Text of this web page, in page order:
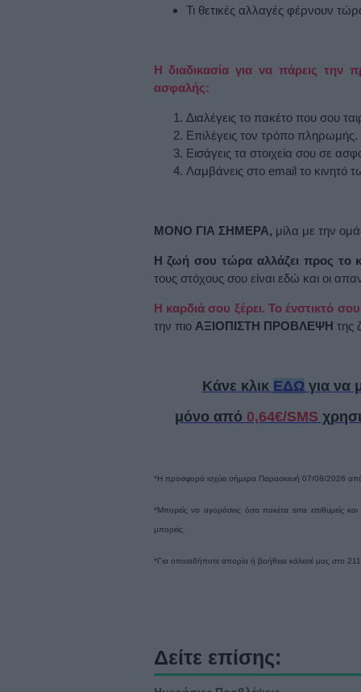
Τι θετικές αλλαγές φέρνουν
Η διαδικασία για να πάρεις
ασφαλής:
Διαλέγεις το πακέτο που σου
Επιλέγεις τον τρόπο πληρωμής.
Εισάγεις τα στοιχεία σου σε
Λαμβάνεις στο email το κινητό
ΜΟΝΟ ΓΙΑ ΣΗΜΕΡΑ, μίλα με την
Η ζωή σου τώρα αλλάζει προς το
τους στόχους σου είναι εδώ και οι
Η καρδιά σου ξέρει. Το ένστικτό
την πιο ΑΞΙΟΠΙΣΤΗ ΠΡΟΒΛΕΨΗ της
Κάνε κλικ ΕΔΩ για να
μόνο από 0,64€/SMS
*Η προσφορά ισχύει σήμερα Παρασκευή 07/08/2026
*Μπορείς να αγοράσεις όσα πακέτα sms επιθυμείς
μπορείς.
*Για οποιαδήποτε απορία ή βοήθεια κάλεσέ μας στο
Δείτε επίσης: